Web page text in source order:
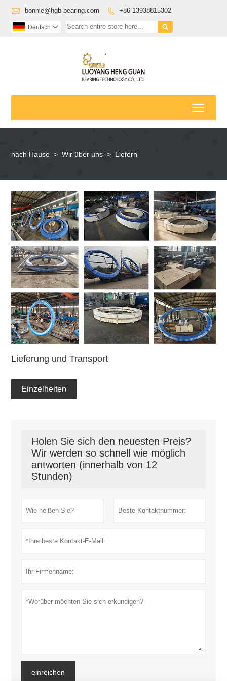
 bonnie@hgb-bearing.com  +86-13938815302

Deutsch 
nach Hause > Wir über uns > Liefern
Lieferung und Transport
Einzelheiten
Holen Sie sich den neuesten Preis?
Wir werden so schnell wie möglich
antworten (innerhalb von 12
Stunden)
einreichen